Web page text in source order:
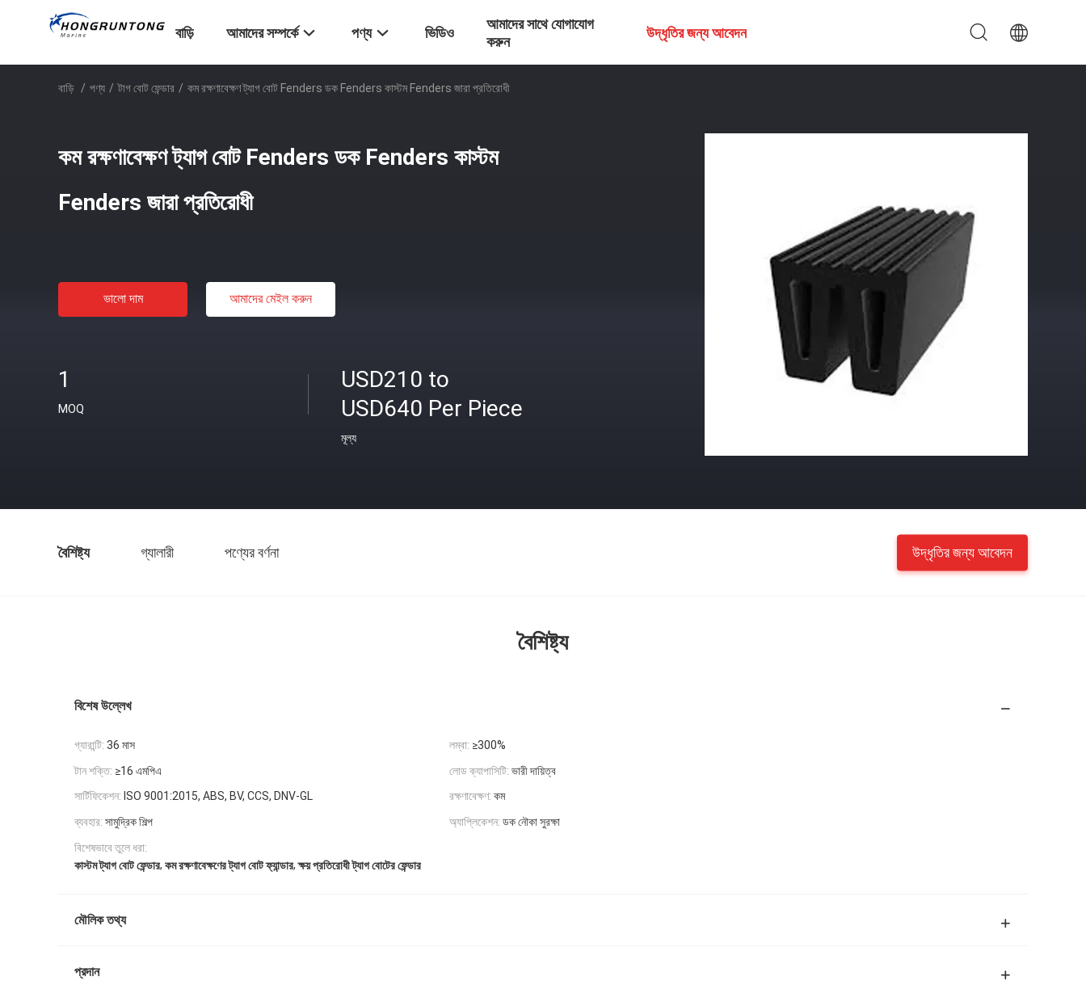
বাড়ি আমাদের সম্পর্কে পণ্য ভিডিও
আমাদের সাথে যোগাযোগ
করুন
উদ্ধৃতির জন্য আবেদন
বাড়ি / পণ্য / টাগ বোট ফেন্ডার / কম রক্ষণাবেক্ষণ ট্যাগ বোট Fenders ডক Fenders কাস্টম Fenders জারা প্রতিরোধী
কম রক্ষণাবেক্ষণ ট্যাগ বোট Fenders ডক Fenders কাস্টম
Fenders জারা প্রতিরোধী
ভালো দাম আমাদের মেইল ​​করুন
1
MOQ
USD210 to
USD640 Per Piece
মূল্য
বৈশিষ্ট্য গ্যালারী পণ্যের বর্ণনা উদ্ধৃতির জন্য আবেদন
বৈশিষ্ট্য
বিশেষ উল্লেখ
গ্যারান্টি: 36 মাস লম্বা: ≥300%
টান শক্তি: ≥16 এমপিএ লোড ক্যাপাসিটি: ভারী দায়িত্ব
সার্টিফিকেশন: ISO 9001:2015, ABS, BV, CCS, DNV-GL রক্ষণাবেক্ষণ: কম
ব্যবহার: সামুদ্রিক শিল্প অ্যাপ্লিকেশন: ডক নৌকা সুরক্ষা
বিশেষভাবে তুলে ধরা:
কাস্টম ট্যাগ বোট ফেন্ডার, কম রক্ষণাবেক্ষণের ট্যাগ বোট ফ্যান্ডার,ক্ষয় প্রতিরোধী ট্যাগ বোটের ফেন্ডার
মৌলিক তথ্য
প্রদান